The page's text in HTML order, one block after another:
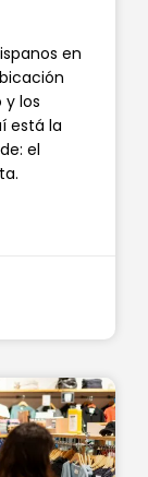
en
los
está la
el